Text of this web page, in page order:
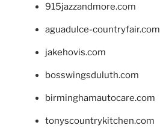
915jazzandmore.com
aguadulce-countryfair.com
jakehovis.com
bosswingsduluth.com
birminghamautocare.com
tonyscountrykitchen.com